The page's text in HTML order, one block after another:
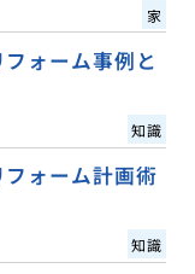
家
ォーム事例と
知識
ォーム計画術
知識